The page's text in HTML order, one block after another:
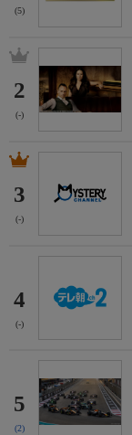
(5)
2
(-)
3
(-)
4
(-)
5
(2)